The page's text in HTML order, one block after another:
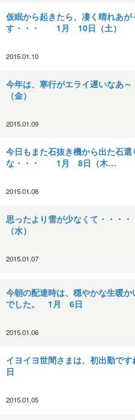
仮眠から起きたら、凄く晴れあが
す・・・ 1月 10日（土）
2015.01.10
今年は、寒行がエライ遅いな
（金）
2015.01.09
今日もまた石抜き機から出た石
な・・・ 1月 8日（木…
2015.01.08
思ったより雪が少なくて・・・
（水）
2015.01.07
今朝の配達時は、穏やかな生暖
でした。 1月 6日
2015.01.06
イヨイヨ世間さまは、初出勤
日
2015.01.05